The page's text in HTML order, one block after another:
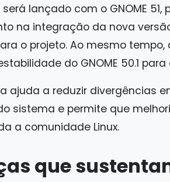
será lançado com o GNOME
na integração da nova
o projeto. Ao mesmo
do GNOME 50.1 para
ajuda a reduzir divergências
sistema e permite que
a comunidade Linux.
que